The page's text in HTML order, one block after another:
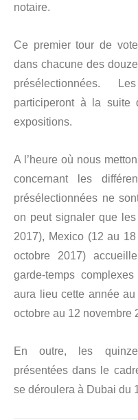
notaire.
Ce premier tour de
dans chacune des
présélectionnées.
participeront à la suite
expositions.
A l’heure où nous
concernant les
présélectionnées ne
on peut signaler que
2017), Mexico (12 au
octobre 2017)
garde-temps
aura lieu cette année au
octobre au 12 novembre
En outre, les
présentées dans le
se déroulera à Dubai du